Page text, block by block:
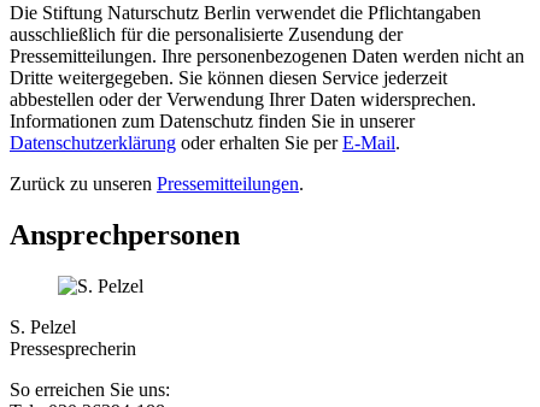
Die Stiftung Naturschutz Berlin verwendet die Pflichtangaben
ausschließlich für die personalisierte Zusendung der
Pressemitteilungen. Ihre personenbezogenen Daten werden nicht an
Dritte weitergegeben. Sie können diesen Service jederzeit
abbestellen oder der Verwendung Ihrer Daten widersprechen.
Informationen zum Datenschutz finden Sie in unserer
Datenschutzerklärung oder erhalten Sie perE-Mail.
Zurück zu unseren Pressemitteilungen.
Ansprechpersonen
S. Pelzel
Pressesprecherin
So erreichen Sie uns: